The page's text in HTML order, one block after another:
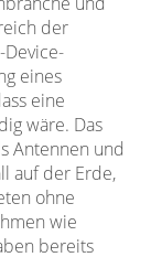
der
eines
eine
wäre. Das
Antennen und
auf der Erde,
ohne
wie
bereits